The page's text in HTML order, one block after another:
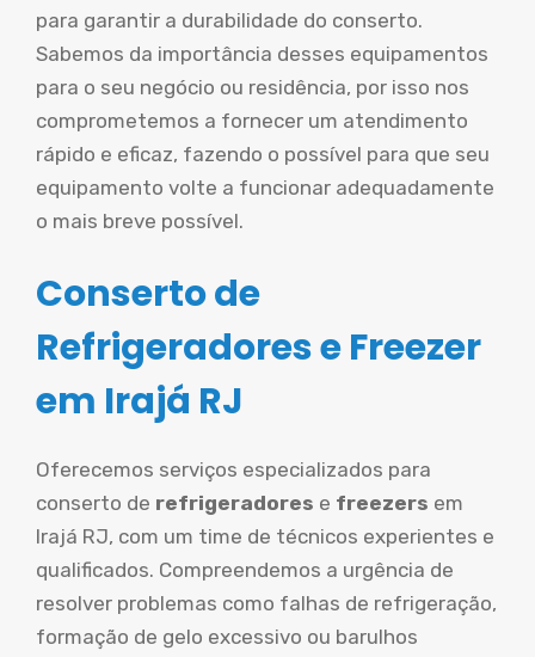
para garantir a durabilidade do conserto.
Sabemos da importância desses equipamentos
para o seu negócio ou residência, por isso nos
comprometemos a fornecer um atendimento
rápido e eficaz, fazendo o possível para que seu
equipamento volte a funcionar adequadamente
o mais breve possível.
Conserto de
Refrigeradores e Freezer
em Irajá RJ
Oferecemos serviços especializados para
conserto de refrigeradores e freezers em
Irajá RJ, com um time de técnicos experientes e
qualificados. Compreendemos a urgência de
resolver problemas como falhas de refrigeração,
formação de gelo excessivo ou barulhos